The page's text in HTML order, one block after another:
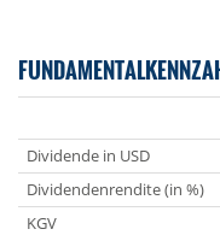
Dividende in USD
Dividendenrendite (in %)
KGV